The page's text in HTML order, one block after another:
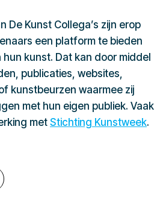
De Kunst Collega’s zijn erop
een platform te bieden
kunst. Dat kan door middel
publicaties, websites,
kunstbeurzen waarmee zij
met hun eigen publiek. Vaak
met Stichting Kunstweek.